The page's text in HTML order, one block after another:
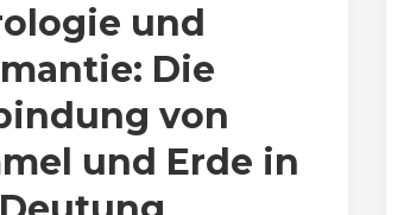
und
Die
von
und Erde in